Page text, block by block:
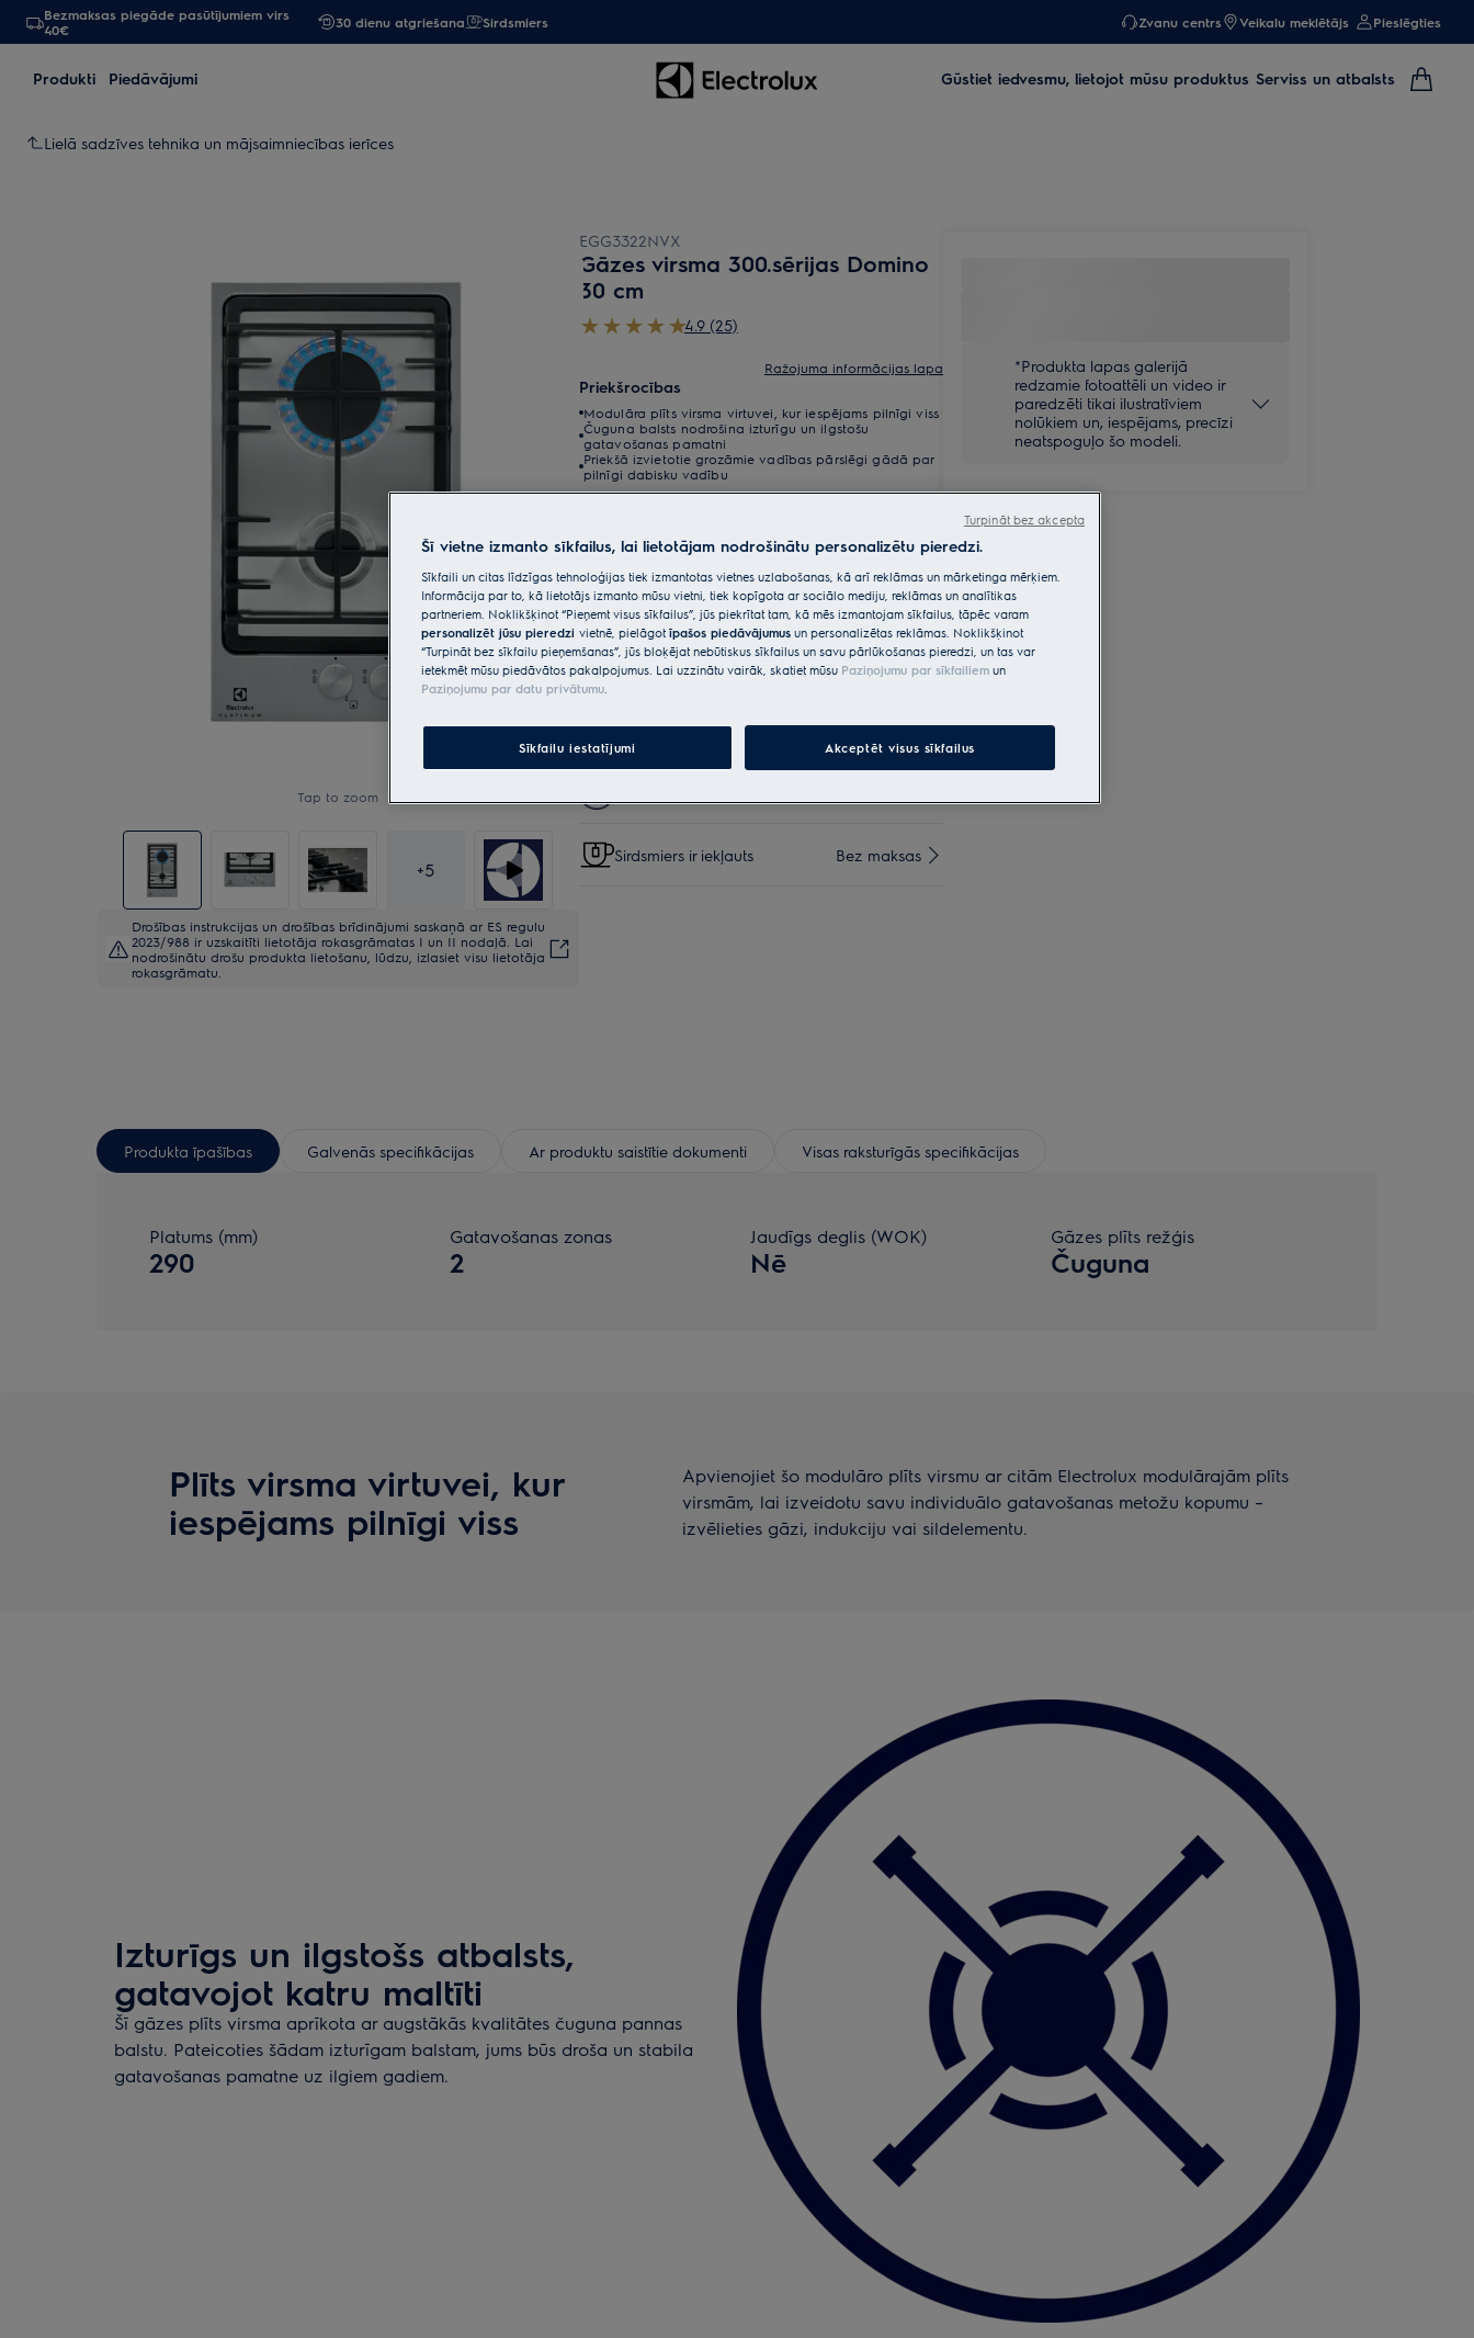
Bezmaksas piegāde pasūtījumiem virs
40€
30 dienu atgriešana Sirdsmiers Zvanu centrs Veikalu meklētājs Pieslēgties
Produkti Piedāvājumi Gūstiet iedvesmu, lietojot mūsu produktus Serviss un atbalsts
Lielā sadzīves tehnika un mājsaimniecības ierīces
Tap to zoom
+5
Drošības instrukcijas un drošības brīdinājumi saskaņā ar ES regulu
2023/988 ir uzskaitīti lietotāja rokasgrāmatas I un II nodaļā. Lai
nodrošinātu drošu produkta lietošanu, lūdzu, izlasiet visu lietotāja
rokasgrāmatu.
EGG3322NVX
Gāzes virsma 300.sērijas Domino
30 cm
4.9 (25)
Ražojuma informācijas lapa
Priekšrocības
Modulāra plīts virsma virtuvei, kur iespējams pilnīgi viss
Čuguna balsts nodrošina izturīgu un ilgstošu
gatavošanas pamatni
Priekšā izvietotie grozāmie vadības pārslēgi gādā par
pilnīgi dabisku vadību
vienkāršāku
Sūtījums €15 Bez maksas
Piegāde mājās (paku atstāj)
pie ēkas ārdurvīm
€40 Iekļauts
Piegāde mājās ar uznešanu €20
Sirdsmiers ir iekļauts Bez maksas
*Produkta lapas galerijā
redzamie fotoattēli un video ir
paredzēti tikai ilustratīviem
nolūkiem un, iespējams, precīzi
neatspoguļo šo modeli.
Produkta īpašības Galvenās specifikācijas Ar produktu saistītie dokumenti Visas raksturīgās specifikācijas
Platums (mm)
290
Gatavošanas zonas
2
Jaudīgs deglis (WOK)
Nē
Gāzes plīts režģis
Čuguna
Plīts virsma virtuvei, kur
iespējams pilnīgi viss
Apvienojiet šo modulāro plīts virsmu ar citām Electrolux modulārajām plīts
virsmām, lai izveidotu savu individuālo gatavošanas metožu kopumu –
izvēlieties gāzi, indukciju vai sildelementu.
Izturīgs un ilgstošs atbalsts,
gatavojot katru maltīti
Šī gāzes plīts virsma aprīkota ar augstākās kvalitātes čuguna pannas
balstu. Pateicoties šādam izturīgam balstam, jums būs droša un stabila
gatavošanas pamatne uz ilgiem gadiem.
Šī vietne izmanto sīkfailus, lai lietotājam nodrošinātu personalizētu pieredzi.
Sīkfaili un citas līdzīgas tehnoloģijas tiek izmantotas vietnes uzlabošanas, kā arī reklāmas un mārketinga mērķiem.
Informācija par to, kā lietotājs izmanto mūsu vietni, tiek kopīgota ar sociālo mediju, reklāmas un analītikas
partneriem. Noklikšķinot “Pieņemt visus sīkfailus”, jūs piekrītat tam, kā mēs izmantojam sīkfailus, tāpēc varam
personalizēt jūsu pieredzi vietnē, pielāgot īpašos piedāvājumus un personalizētas reklāmas. Noklikšķinot
“Turpināt bez sīkfailu pieņemšanas”, jūs bloķējat nebūtiskus sīkfailus un savu pārlūkošanas pieredzi, un tas var
ietekmēt mūsu piedāvātos pakalpojumus. Lai uzzinātu vairāk, skatiet mūsu Paziņojumu par sīkfailiem un
Paziņojumu par datu privātumu.
Sīkfailu iestatījumi Akceptēt visus sīkfailus
Turpināt bez akcepta